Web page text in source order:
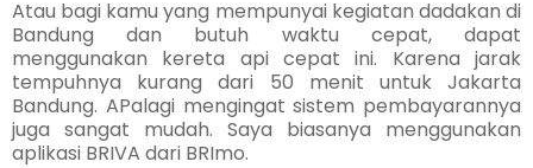
Atau bagi kamu yang mempunyai kegiatan dadakan di
Bandung dan butuh waktu cepat, dapat
menggunakan kereta api cepat ini. Karena jarak
tempuhnya kurang dari 50 menit untuk Jakarta
Bandung. APalagi mengingat sistem pembayarannya
juga sangat mudah. Saya biasanya menggunakan
aplikasi BRIVA dari BRImo.